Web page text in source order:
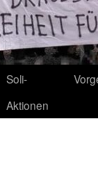
Soli-
Aktionen